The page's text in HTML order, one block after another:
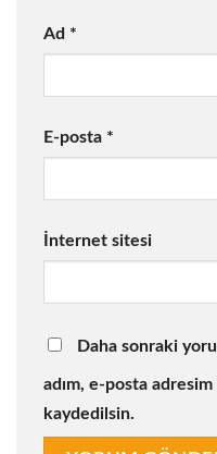
Ad *
E-posta *
İnternet sitesi
Daha sonraki
adım, e-posta
kaydedilsin.